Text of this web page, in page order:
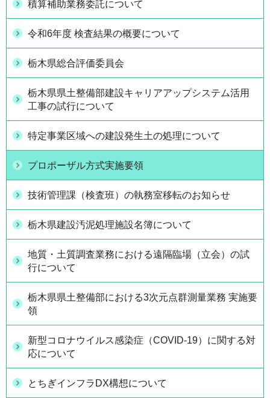
積算補助業務委託について
令和6年度 検査結果の概要について
栃木県総合評価委員会
栃木県県土整備部建設キャリアアップシステム活用
工事の試行について
特定事業区域への建設発生土の処理について
プロポーザル方式実施要領
技術管理課（検査班）の執務室移転のお知らせ
栃木県建設汚泥処理施設名簿について
地質・土質調査業務における遠隔臨場（立会）の試
行について
栃木県県土整備部における3次元点群測量業務 実施要
領
新型コロナウイルス感染症（COVID-19）に関する対
応について
とちぎインフラDX構想について